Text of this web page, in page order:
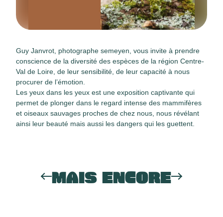
Guy Janvrot, photographe semeyen, vous invite à prendre
conscience de la diversité des espèces de la région Centre-
Val de Loire, de leur sensibilité, de leur capacité à nous
procurer de l’émotion.
Les yeux dans les yeux est une exposition captivante qui
permet de plonger dans le regard intense des mammifères
et oiseaux sauvages proches de chez nous, nous révélant
ainsi leur beauté mais aussi les dangers qui les guettent.
MAIS ENCORE